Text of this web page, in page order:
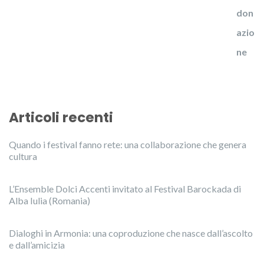
Articoli recenti
Quando i festival fanno rete: una collaborazione che genera
cultura
L’Ensemble Dolci Accenti invitato al Festival Barockada di
Alba Iulia (Romania)
Dialoghi in Armonia: una coproduzione che nasce dall’ascolto
e dall’amicizia